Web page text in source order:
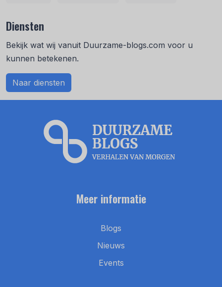
Diensten
Bekijk wat wij vanuit Duurzame-blogs.com voor u
kunnen betekenen.
Naar diensten
Meer informatie
Blogs
Nieuws
Events